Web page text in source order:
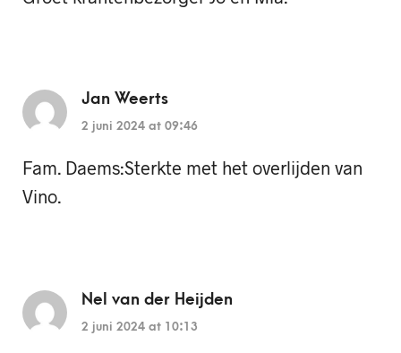
Jan Weerts
2 juni 2024 at 09:46
Fam. Daems:Sterkte met het overlijden van
Vino.
Nel van der Heijden
2 juni 2024 at 10:13